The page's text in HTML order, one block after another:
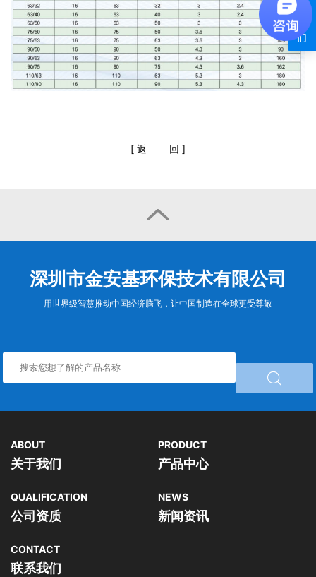
[ 返 回 ]

深圳市金安基环保技术有限公司
用世界级智慧推动中国经济腾飞，让中国制造在全球更受尊敬

ABOUT
关于我们
PRODUCT
产品中心
QUALIFICATION
公司资质
NEWS
新闻资讯
CONTACT
联系我们
我
们